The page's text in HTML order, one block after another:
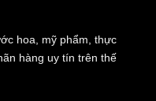
hoa, mỹ phẩm, thực
hàng uy tín trên thế